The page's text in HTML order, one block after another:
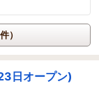
）
日オープン)